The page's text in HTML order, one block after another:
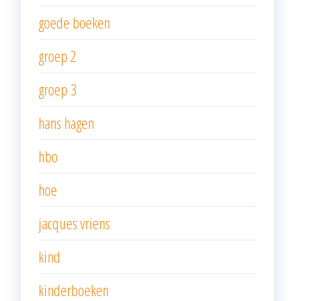
goede boeken
groep 2
groep 3
hans hagen
hbo
hoe
jacques vriens
kind
kinderboeken